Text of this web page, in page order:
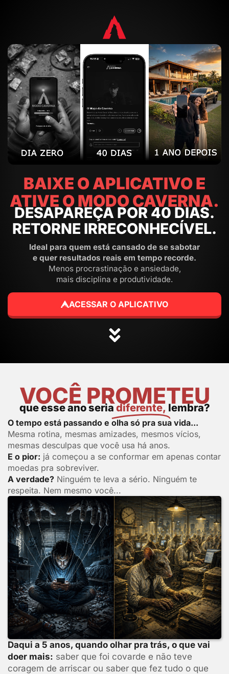
BAIXE O APLICATIVO E
ATIVE O MODO CAVERNA.
DESAPAREÇA POR 40 DIAS.
RETORNE IRRECONHECÍVEL.
Ideal para quem está cansado de se sabotar
e quer resultados reais em tempo recorde.
Menos procrastinação e ansiedade,
mais disciplina e produtividade.
ACESSAR O APLICATIVO
VOCÊ PROMETEU
que esse ano seriadiferente, lembra?
O tempo está passando e olha só pra sua vida...
Mesma rotina, mesmas amizades, mesmos vícios,
mesmas desculpas que você usa há anos.
E o pior: já começou a se conformar em apenas contar
moedas pra sobreviver.
A verdade? Ninguém te leva a sério. Ninguém te
respeita. Nem mesmo você...
Daqui a 5 anos, quando olhar pra trás, o que vai
doer mais: saber que foi covarde e não teve
coragem de arriscar ou saber que fez tudo o que